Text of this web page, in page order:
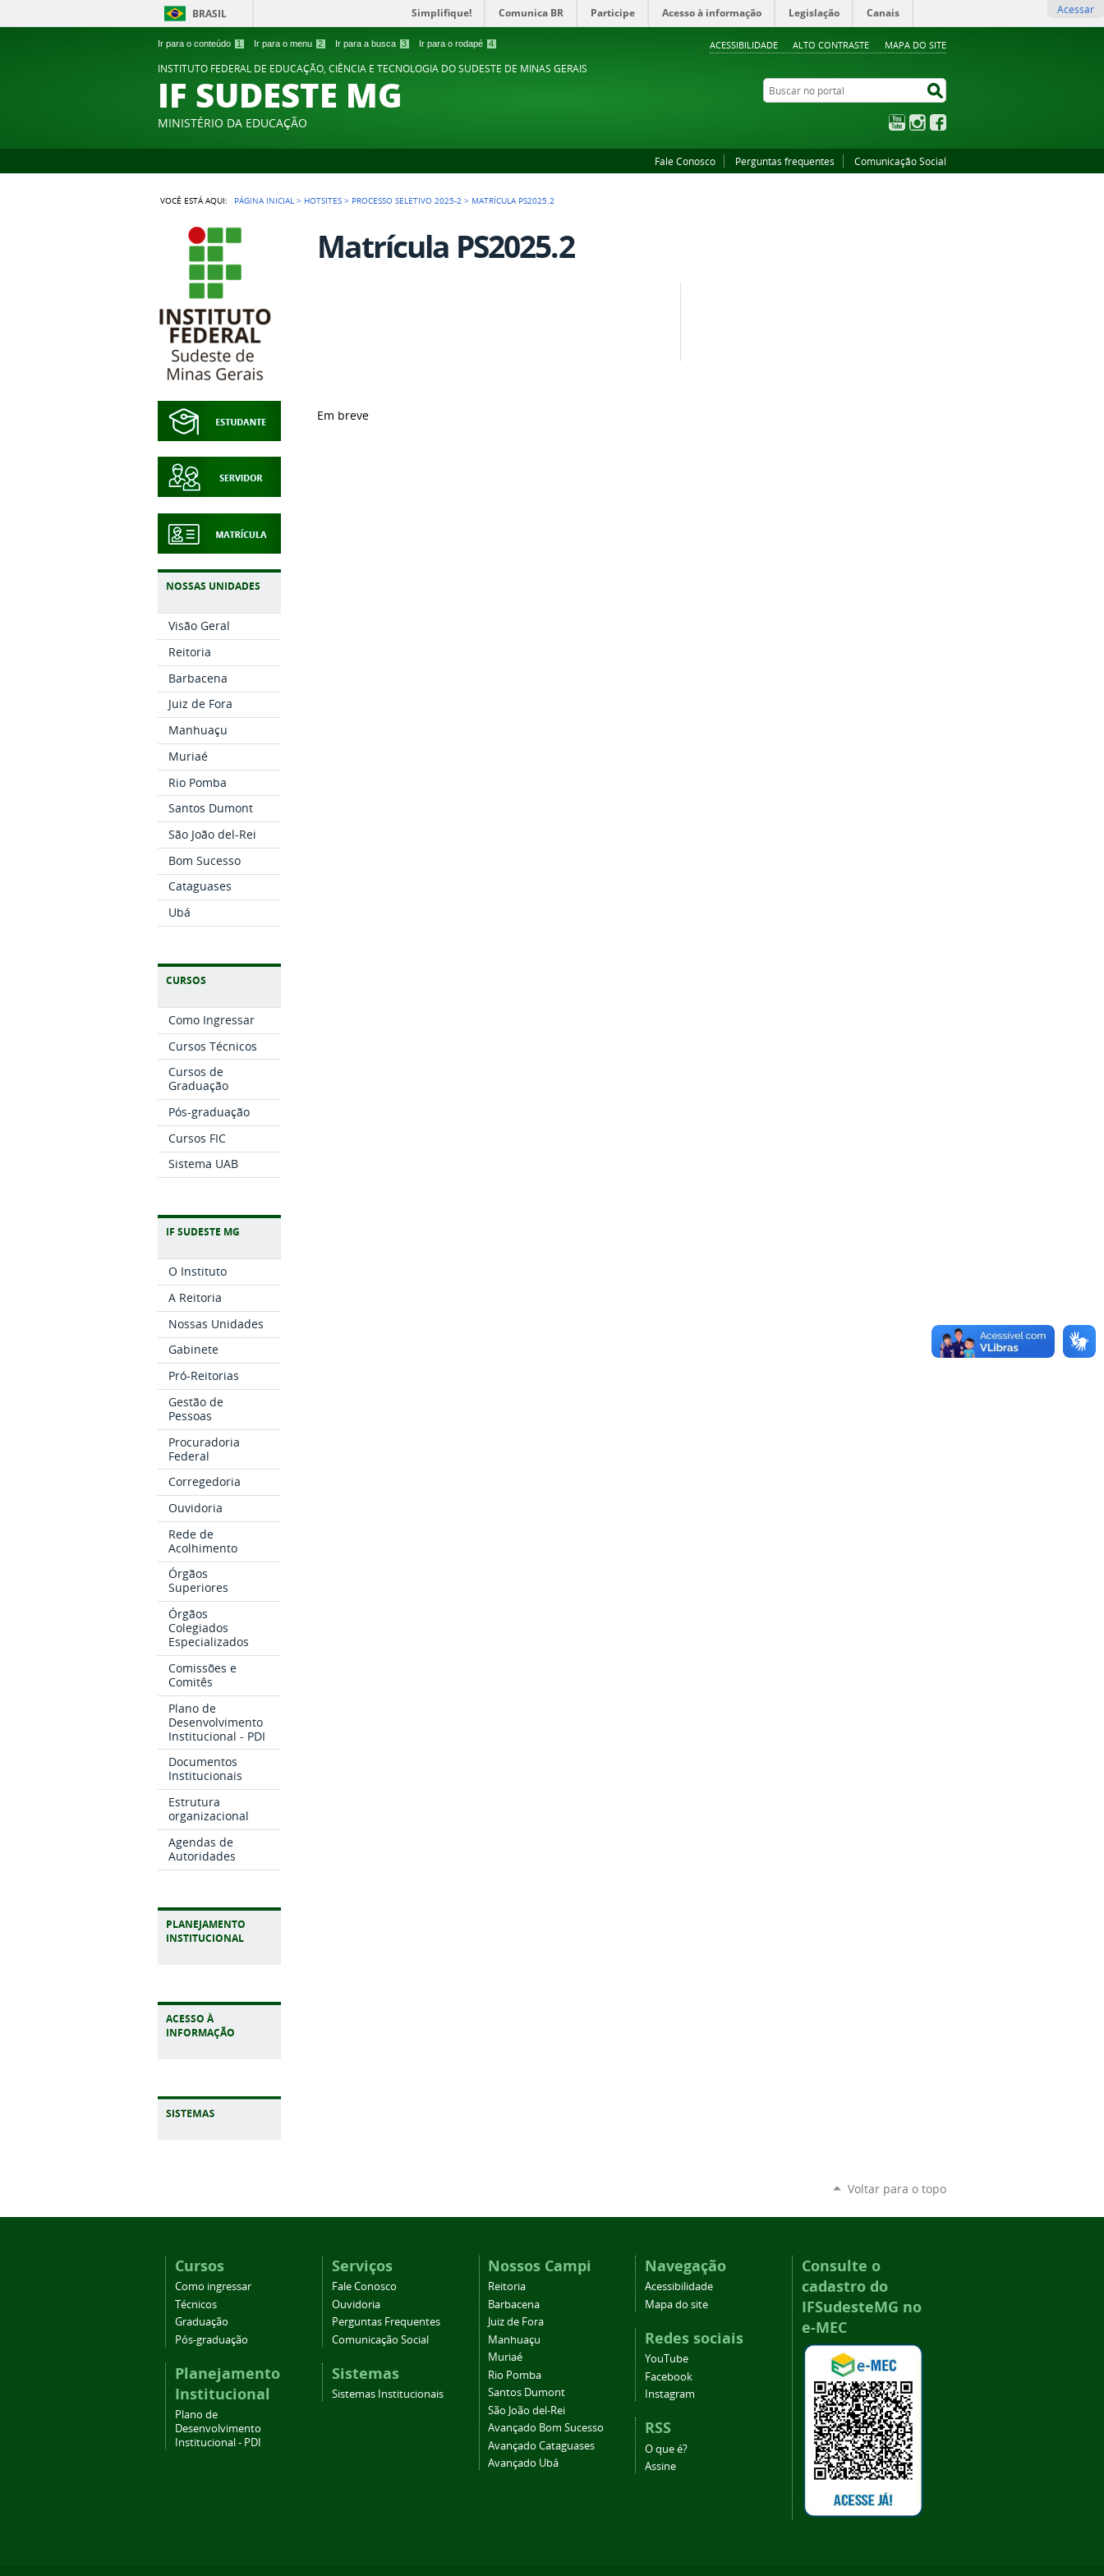
Ir para o conteúdo 1 Ir para o menu 2 Ir para a busca 3 Ir para o rodapé 4 ACESSIBILIDADE ALTO CONTRASTE MAPA DO SITE
BRASIL Simplifique! Comunica BR Participe Acesso à informação Legislação Canais Acessar
INSTITUTO FEDERAL DE EDUCAÇÃO, CIÊNCIA E TECNOLOGIA DO SUDESTE DE MINAS GERAIS
IF SUDESTE MG
MINISTÉRIO DA EDUCAÇÃO
Buscar no portal
YouTubeInstagram
Fale Conosco Perguntas frequentes Comunicação Social
VOCÊ ESTÁ AQUI: PÁGINA INICIAL > HOTSITES > PROCESSO SELETIVO 2025-2 > MATRÍCULA PS2025.2
NOSSAS UNIDADES
Visão Geral
Reitoria
Barbacena
Juiz de Fora
Manhuaçu
Muriaé
Rio Pomba
Santos Dumont
São João del-Rei
Bom Sucesso
Cataguases
Ubá
CURSOS
Como Ingressar
Cursos Técnicos
Cursos de
Graduação
Pós-graduação
Cursos FIC
Sistema UAB
IF SUDESTE MG
O Instituto
A Reitoria
Nossas Unidades
Gabinete
Pró-Reitorias
Gestão de
Pessoas
Procuradoria
Federal
Corregedoria
Ouvidoria
Rede de
Acolhimento
Órgãos
Superiores
Órgãos
Colegiados
Especializados
Comissões e
Comitês
Plano de
Desenvolvimento
Institucional - PDI
Documentos
Institucionais
Estrutura
organizacional
Agendas de
Autoridades
PLANEJAMENTO
INSTITUCIONAL
ACESSO À
INFORMAÇÃO
Matrícula PS2025.2
Em breve
Voltar para o topo
Cursos
Como ingressar
Técnicos
Graduação
Pós-graduação
Planejamento
Institucional
Plano de
Desenvolvimento
Institucional - PDI
Serviços
Fale Conosco
Ouvidoria
Perguntas Frequentes
Comunicação Social
Sistemas
Sistemas Institucionais
Nossos Campi
Reitoria
Barbacena
Juiz de Fora
Manhuaçu
Muriaé
Rio Pomba
Santos Dumont
São João del-Rei
Avançado Bom Sucesso
Avançado Cataguases
Avançado Ubá
Navegação
Acessibilidade
Mapa do site
Redes sociais
YouTube
Facebook
Instagram
RSS
O que é?
Assine
Consulte o
cadastro do
IFSudesteMG no
e-MEC